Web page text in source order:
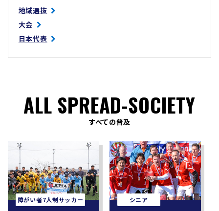
地域選抜
大会
日本代表
ALL SPREAD-SOCIETY
すべての普及
障がい者7人制サッカー
シニア